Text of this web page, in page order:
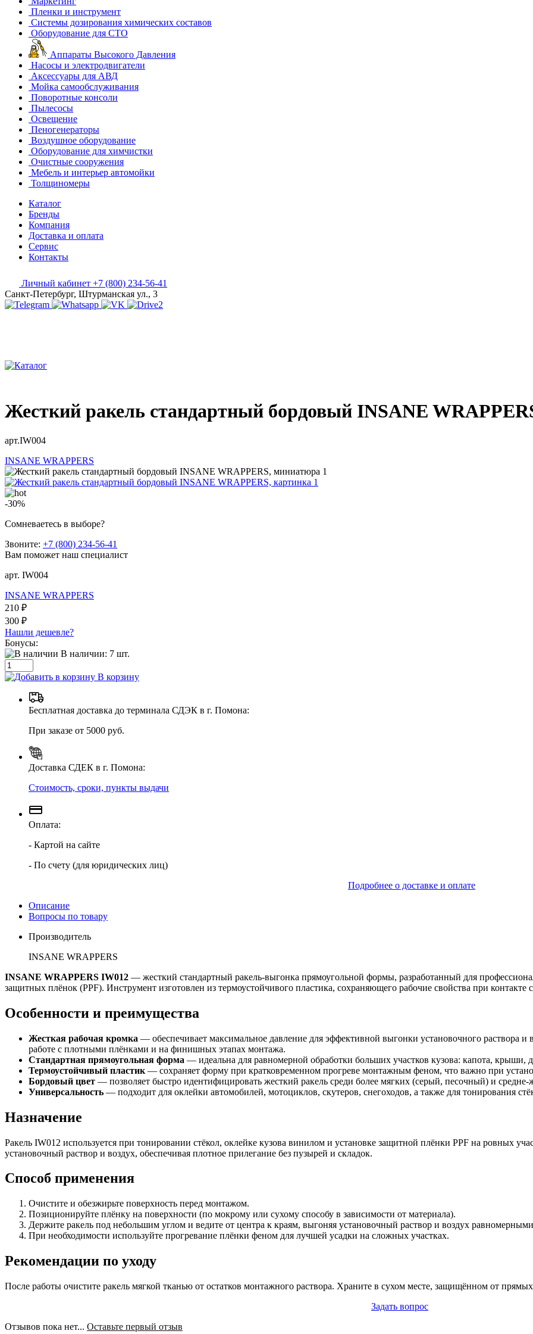
Пленки и инструмент
Системы дозирования химических составов
Оборудование для СТО
Аппараты Высокого Давления
Насосы и электродвигатели
Аксессуары для АВД
Мойка самообслуживания
Поворотные консоли
Пылесосы
Освещение
Пеногенераторы
Воздушное оборудование
Оборудование для химчистки
Очистные сооружения
Мебель и интерьер автомойки
Толщиномеры
Каталог
Бренды
Компания
Доставка и оплата
Сервис
Контакты
Личный кабинет +7 (800) 234-56-41
Санкт-Петербург, Штурманская ул., 3
Жесткий ракель стандартный бордовый INSANE
арт.IW004
INSANE WRAPPERS
-30%
Сомневаетесь в выборе?
Звоните: +7 (800) 234-56-41
Вам поможет наш специалист
арт. IW004
INSANE WRAPPERS
210 ₽
300 ₽
Нашли дешевле?
Бонусы:
В наличии: 7 шт.
В корзину
Бесплатная доставка до терминала СДЭК в г. Помона:
При заказе от 5000 руб.
Доставка СДЕК в г. Помона:
Стоимость, сроки, пункты выдачи
Оплата:
- Картой на сайте
- По счету (для юридических лиц)
Подробнее о доставке и оплате
Описание
Вопросы по товару
Производитель
INSANE WRAPPERS
INSANE WRAPPERS IW012 — жесткий стандартный ракель-выгонка прямоугольной формы, разработанный для
защитных плёнок (PPF). Инструмент изготовлен из термоустойчивого пластика, сохраняющего рабочие свойства при
Особенности и преимущества
Жесткая рабочая кромка — обеспечивает максимальное давление для эффективной выгонки установочного раствора
работе с плотными плёнками и на финишных этапах монтажа.
Стандартная прямоугольная форма — идеальна для равномерной обработки больших участков кузова: капота, крыши,
Термоустойчивый пластик — сохраняет форму при кратковременном прогреве монтажным феном, что важно при
Бордовый цвет — позволяет быстро идентифицировать жесткий ракель среди более мягких (серый, песочный) и
Универсальность — подходит для оклейки автомобилей, мотоциклов, скутеров, снегоходов, а также для тонирования
Назначение
Ракель IW012 используется при тонировании стёкол, оклейке кузова винилом и установке защитной плёнки PPF на ровных
установочный раствор и воздух, обеспечивая плотное прилегание без пузырей и складок.
Способ применения
Очистите и обезжирьте поверхность перед монтажом.
Позиционируйте плёнку на поверхности (по мокрому или сухому способу в зависимости от материала).
Держите ракель под небольшим углом и ведите от центра к краям, выгоняя установочный раствор и воздух
При необходимости используйте прогревание плёнки феном для лучшей усадки на сложных участках.
Рекомендации по уходу
После работы очистите ракель мягкой тканью от остатков монтажного раствора. Храните в сухом месте, защищённом от
Задать вопрос
Отзывов пока нет... Оставьте первый отзыв